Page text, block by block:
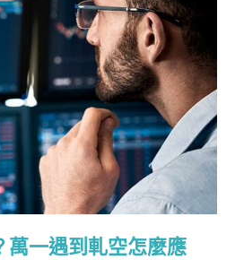
萬一遇到軋空怎麼應